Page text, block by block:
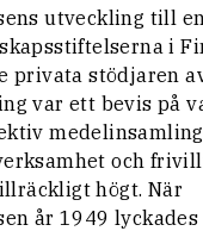
utveckling till
i
privata stödjaren
var ett bevis på
och
högt. När
år 1949 lyckades